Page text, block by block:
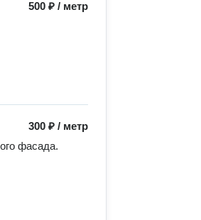
500 ₽ / метр
300 ₽ / метр
фасада.